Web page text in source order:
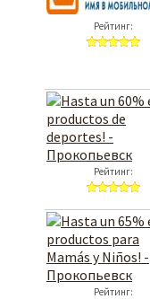
Рейтинг:
Рейтинг:
Рейтинг: